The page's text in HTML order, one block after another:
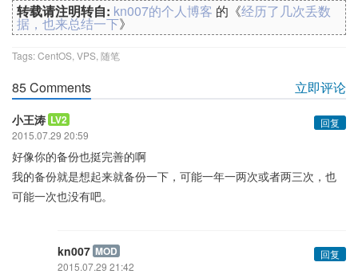
转载请注明转自: kn007的个人博客 的《经历了几次丢数
据，也来总结一下》
Tags:CentOS VPS 随笔
85 Comments 立即评论
小王涛 LV2
回复
2015.07.29 20:59
好像你的备份也挺完善的啊
我的备份就是想起来就备份一下，可能一年一两次或者两三次，也
可能一次也没有吧。
kn007 MOD
回复
2015.07.29 21:42